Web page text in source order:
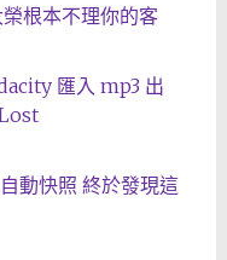
根本不理你的客
匯入 mp3 出
動快照 終於發現這